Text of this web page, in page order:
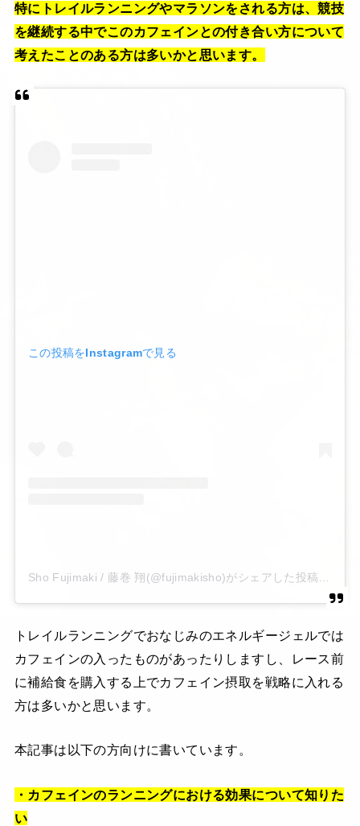
特にトレイルランニングやマラソンをされる方は、競技
を継続する中でこのカフェインとの付き合い方について
考えたことのある方は多いかと思います。
この投稿をInstagramで見る
トレイルランニングでおなじみのエネルギージェルでは
カフェインの入ったものがあったりしますし、レース前
に補給食を購入する上でカフェイン摂取を戦略に入れる
方は多いかと思います。
本記事は以下の方向けに書いています。
・カフェインのランニングにおける効果について知りた
い